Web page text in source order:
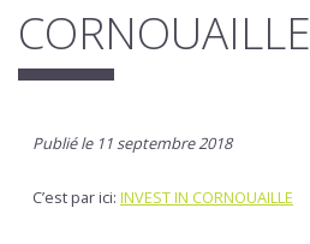
CORNOUAILLE
Publié le 11 septembre 2018
C’est par ici: INVEST IN CORNOUAILLE